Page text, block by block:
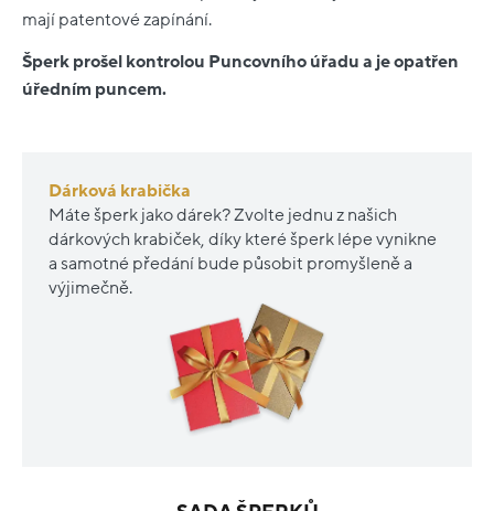
mají patentové zapínání.
Šperk prošel kontrolou Puncovního úřadu a je opatřen
úředním puncem.
Dárková krabička
Máte šperk jako dárek? Zvolte jednu z našich
dárkových krabiček, díky které šperk lépe vynikne
a samotné předání bude působit promyšleně a
výjimečně.